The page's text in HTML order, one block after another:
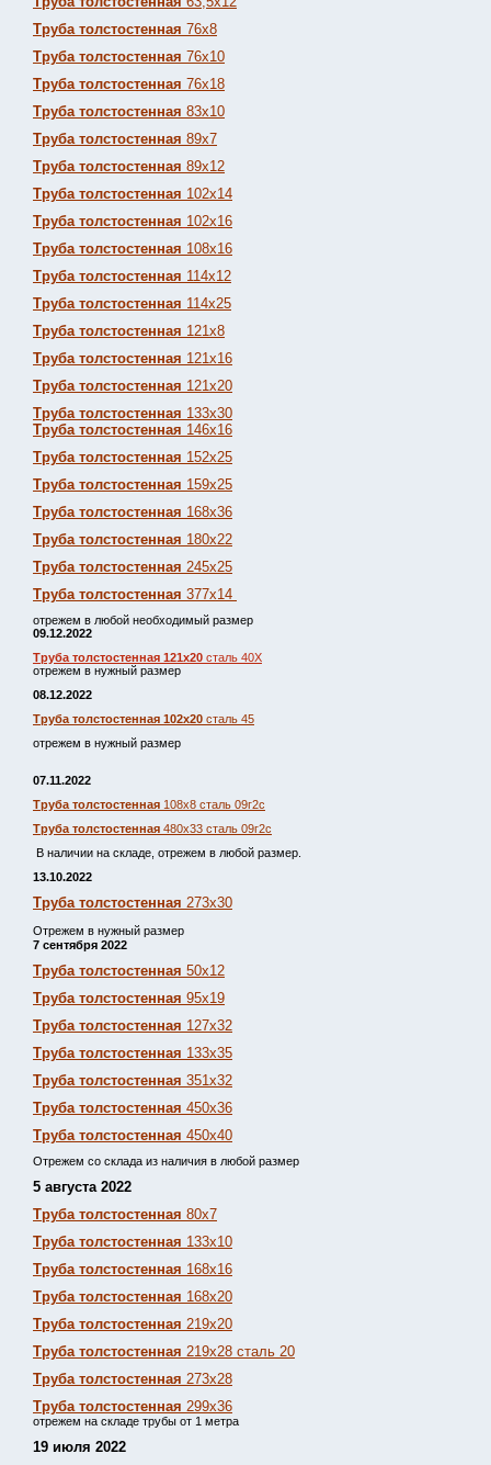
Труба толстостенная 76х8
Труба толстостенная 76х10
Труба толстостенная 76х18
Труба толстостенная 83х10
Труба толстостенная 89х7
Труба толстостенная 89х12
Труба толстостенная 102х14
Труба толстостенная 102х16
Труба толстостенная 108х16
Труба толстостенная 114х12
Труба толстостенная 114х25
Труба толстостенная 121х8
Труба толстостенная 121х16
Труба толстостенная 121х20
Труба толстостенная 133х30
Труба толстостенная 146х16
Труба толстостенная 152х25
Труба толстостенная 159х25
Труба толстостенная 168х36
Труба толстостенная 180х22
Труба толстостенная 245х25
Труба толстостенная 377х14
отрежем в любой необходимый размер
09.12.2022
Труба толстостенная 121х20 сталь 40Х
отрежем в нужный размер
08.12.2022
Труба толстостенная 102х20 сталь 45
отрежем в нужный размер
07.11.2022
Труба толстостенная 108х8 сталь 09г2с
Труба толстостенная 480х33 сталь 09г2с
В наличии на складе, отрежем в любой размер.
13.10.2022
Труба толстостенная 273х30
Отрежем в нужный размер
7 сентября 2022
Труба толстостенная 50х12
Труба толстостенная 95х19
Труба толстостенная 127х32
Труба толстостенная 133х35
Труба толстостенная 351х32
Труба толстостенная 450х36
Труба толстостенная 450х40
Отрежем со склада из наличия в любой размер
5 августа 2022
Труба толстостенная 80х7
Труба толстостенная 133х10
Труба толстостенная 168х16
Труба толстостенная 168х20
Труба толстостенная 219х20
Труба толстостенная 219х28 сталь 20
Труба толстостенная 273х28
Труба толстостенная 299х36
отрежем на складе трубы от 1 метра
19 июля 2022